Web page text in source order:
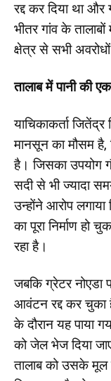
रद्द कर दिया था
भीतर गांव के
क्षेत्र से सभी
तालाब में पानी की
याचिकाकर्ता
मानसून का मौसम है,
है। जिसका उपयोग
सदी से भी ज्यादा
उन्होंने आरोप
का पूरा निर्माण हो
रहा है।
जबकि ग्रेटर नोएडा
आवंटन रद्द कर चुका
के दौरान यह पाया
को जेल भेज दिया
तालाब को उसके